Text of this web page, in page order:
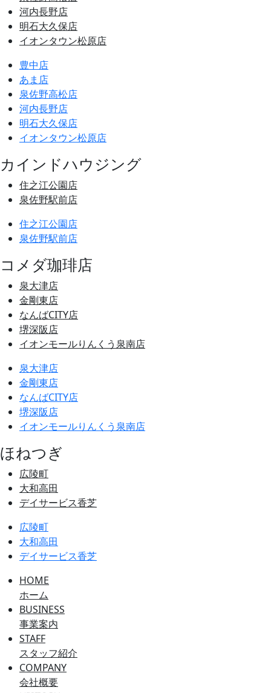
河内長野店
明石大久保店
イオンタウン松原店
豊中店
あま店
泉佐野高松店
河内長野店
明石大久保店
イオンタウン松原店
カインドハウジング
住之江公園店
泉佐野駅前店
住之江公園店
泉佐野駅前店
コメダ珈琲店
泉大津店
金剛東店
なんばCITY店
堺深阪店
イオンモールりんくう泉南店
泉大津店
金剛東店
なんばCITY店
堺深阪店
イオンモールりんくう泉南店
ほねつぎ
広陵町
大和高田
デイサービス香芝
広陵町
大和高田
デイサービス香芝
HOME
ホーム
BUSINESS
事業案内
STAFF
スタッフ紹介
COMPANY
会社概要